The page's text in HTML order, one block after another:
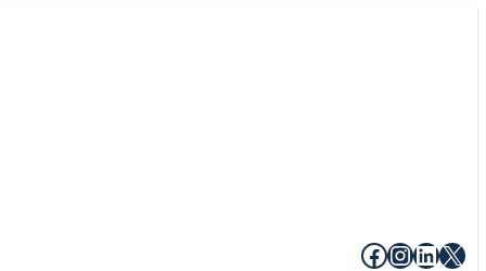
Facebook
X